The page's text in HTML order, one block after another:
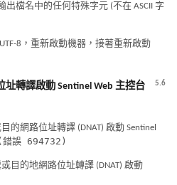
檔名中的任何特殊字元 (不在 ASCII 字
8，重新啟動機器，接著重新啟動
5.6
轉譯啟動 Sentinel Web 主控台
的網路位址轉譯 (DNAT) 啟動 Sentinel
錯誤 694732)
目的地網路位址轉譯 (DNAT) 啟動